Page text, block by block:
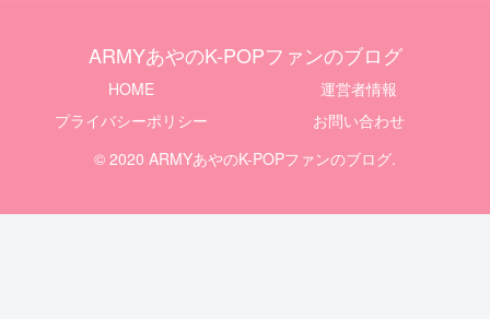
ARMYあやのK-POPファンのブログ
HOME
運営者情報
プライバシーポリシー
お問い合わせ
© 2020 ARMYあやのK-POPファンのブログ.